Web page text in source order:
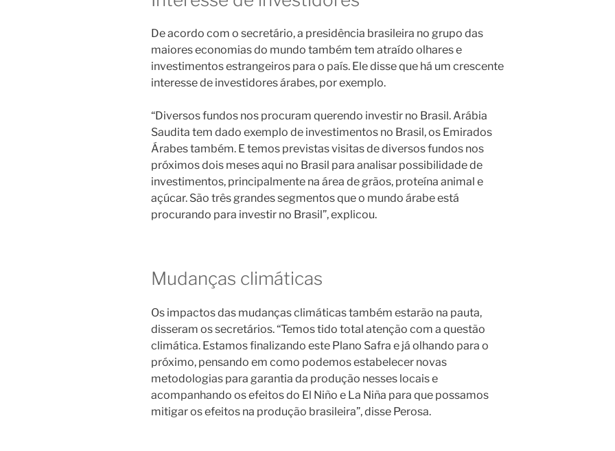
De acordo com o secretário, a presidência brasileira no grupo das
maiores economias do mundo também tem atraído olhares e
investimentos estrangeiros para o país. Ele disse que há um crescente
interesse de investidores árabes, por exemplo.
“Diversos fundos nos procuram querendo investir no Brasil. Arábia
Saudita tem dado exemplo de investimentos no Brasil, os Emirados
Árabes também. E temos previstas visitas de diversos fundos nos
próximos dois meses aqui no Brasil para analisar possibilidade de
investimentos, principalmente na área de grãos, proteína animal e
açúcar. São três grandes segmentos que o mundo árabe está
procurando para investir no Brasil”, explicou.
Mudanças climáticas
Os impactos das mudanças climáticas também estarão na pauta,
disseram os secretários. “Temos tido total atenção com a questão
climática. Estamos finalizando este Plano Safra e já olhando para o
próximo, pensando em como podemos estabelecer novas
metodologias para garantia da produção nesses locais e
acompanhando os efeitos do El Niño e La Niña para que possamos
mitigar os efeitos na produção brasileira”, disse Perosa.